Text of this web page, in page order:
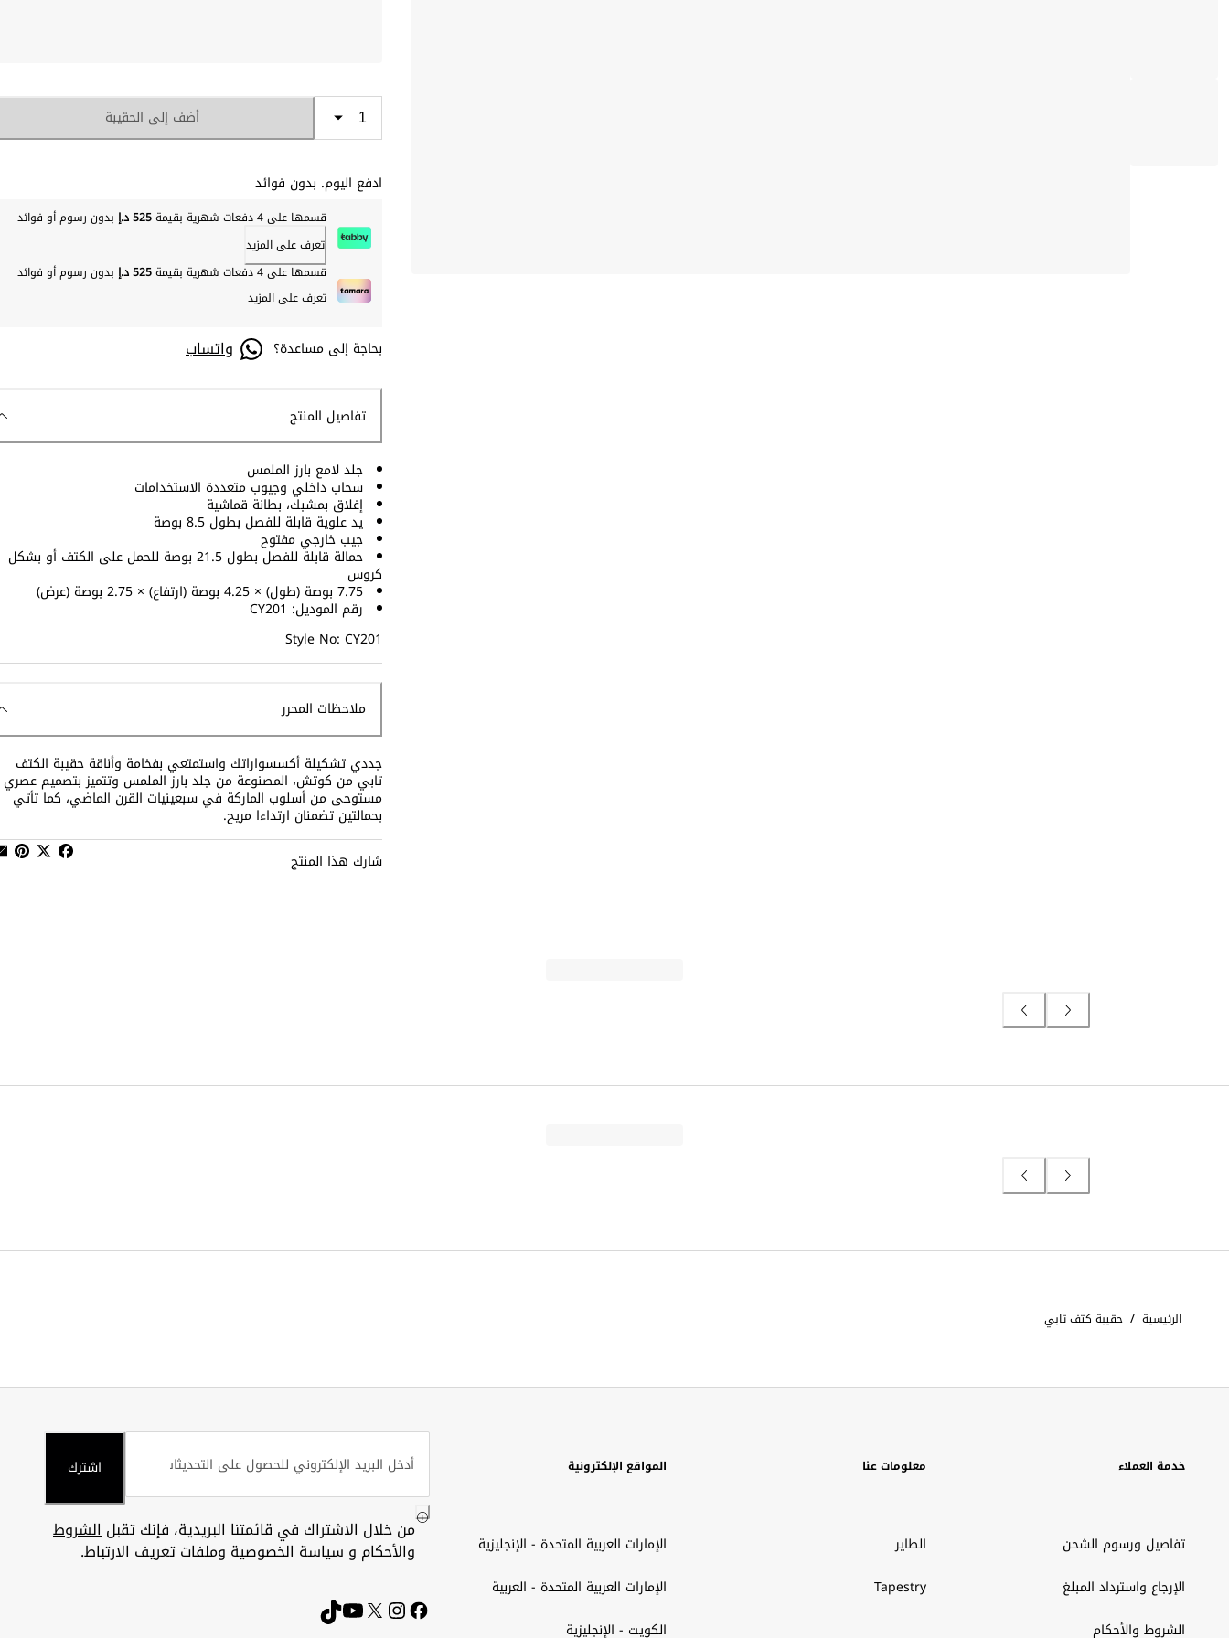
أضف إلى الحقيبة
ادفع اليوم. بدون فوائد
قسمها على 4 دفعات شهرية بقيمة 525 د.إ
بدون رسوم أو فوائد
تعرف على المزيد
قسمها على 4 دفعات شهرية بقيمة
525 د.إ
بدون رسوم أو فوائد
تعرف على المزيد
بحاجة إلى مساعدة؟ واتساب
تفاصيل المنتج
جلد لامع بارز الملمس
سحاب داخلي وجيوب متعددة الاستخدامات
إغلاق بمشبك، بطانة قماشية
يد علوية قابلة للفصل بطول 8.5 بوصة
جيب خارجي مفتوح
حمالة قابلة للفصل بطول 21.5 بوصة للحمل على الكتف أو بشكل
كروس
7.75 بوصة (طول) × 4.25 بوصة (ارتفاع) × 2.75 بوصة (عرض)
رقم الموديل: CY201
Style No: CY201
ملاحظات المحرر
جددي تشكيلة أكسسواراتك واستمتعي بفخامة وأناقة حقيبة الكتف
تابي من كوتش، المصنوعة من جلد بارز الملمس وتتميز بتصميم عصري
مستوحى من أسلوب الماركة في سبعينيات القرن الماضي، كما تأتي
بحمالتين تضمنان ارتداءا مريح.
شارك هذا المنتج
الرئيسية / حقيبة كتف تابي
خدمة العملاء
تفاصيل ورسوم الشحن
الإرجاع واسترداد المبلغ
الشروط والأحكام
معلومات عنا
الطاير
Tapestry
المواقع الإلكترونية
الإمارات العربية المتحدة - الإنجليزية
الإمارات العربية المتحدة - العربية
الكويت - الإنجليزية
اشترك
من خلال الاشتراك في قائمتنا البريدية، فإنك تقبلالشروط
والأحكام وسياسة الخصوصية وملفات تعريف الارتباط.